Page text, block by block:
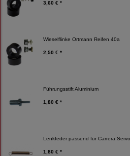
3,60 € *
Wieselflinke Ortmann Reifen 40a
2,50 € *
Führungsstift Aluminium
1,80 € *
Lenkfeder passend für Carrera
1,80 € *